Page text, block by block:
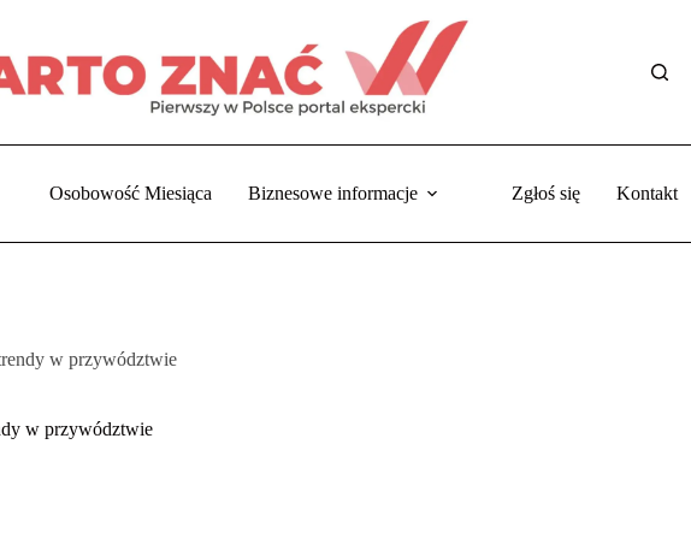
Osobowość Miesiąca Biznesowe informacje Zgłoś się Kontakt
w przywództwie
w przywództwie